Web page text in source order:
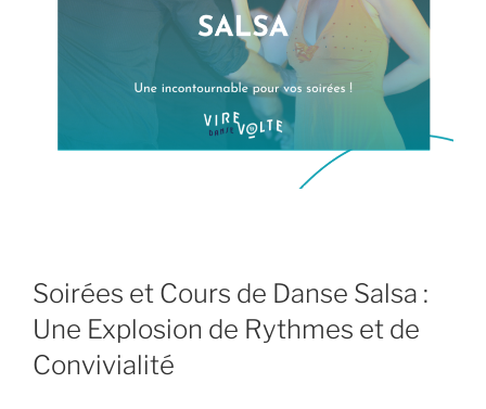
Soirées et Cours de Danse Salsa :
Une Explosion de Rythmes et de
Convivialité